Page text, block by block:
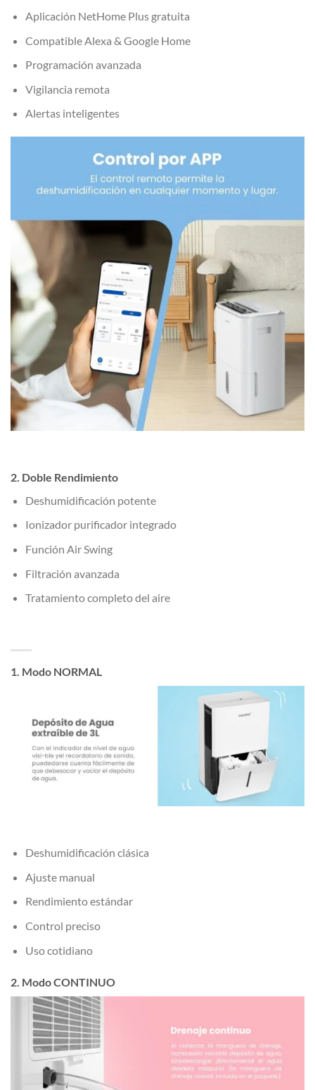
Aplicación NetHome Plus gratuita
Compatible Alexa & Google Home
Programación avanzada
Vigilancia remota
Alertas inteligentes
2. Doble Rendimiento
Deshumidificación potente
Ionizador purificador integrado
Función Air Swing
Filtración avanzada
Tratamiento completo del aire
1. Modo NORMAL
Deshumidificación clásica
Ajuste manual
Rendimiento estándar
Control preciso
Uso cotidiano
2. Modo CONTINUO